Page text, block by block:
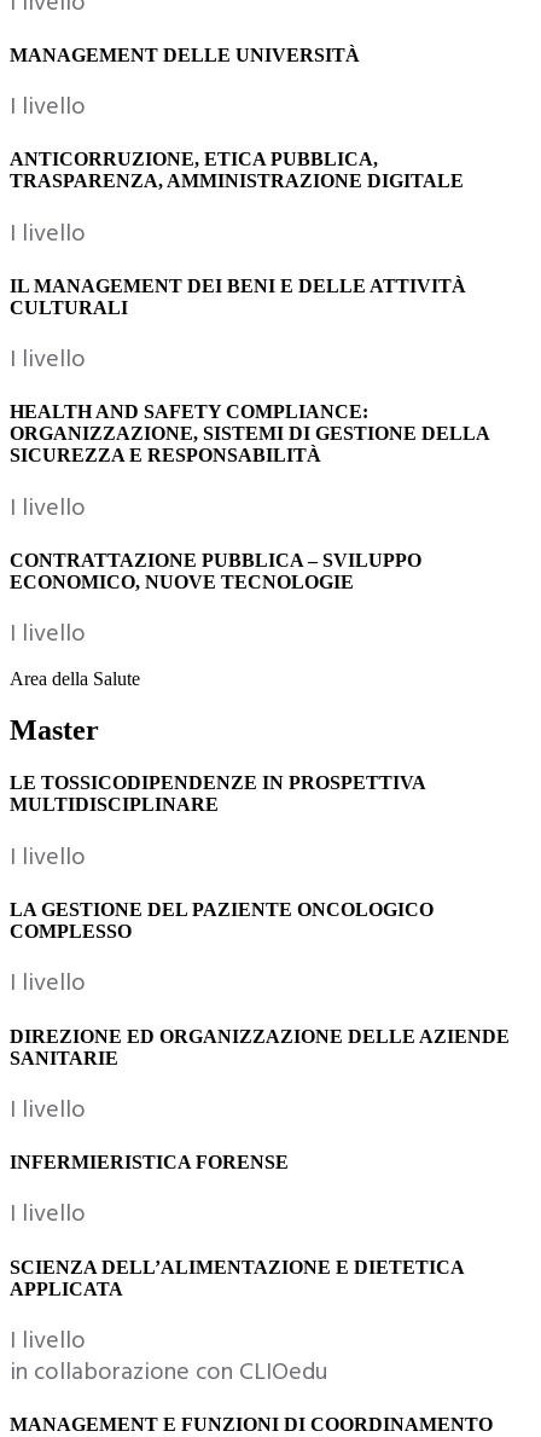
MANAGEMENT DELLE UNIVERSITÀ
I livello
ANTICORRUZIONE, ETICA PUBBLICA,
TRASPARENZA, AMMINISTRAZIONE DIGITALE
I livello
IL MANAGEMENT DEI BENI E DELLE ATTIVITÀ
CULTURALI
I livello
HEALTH AND SAFETY COMPLIANCE:
ORGANIZZAZIONE, SISTEMI DI GESTIONE DELLA
SICUREZZA E RESPONSABILITÀ
I livello
CONTRATTAZIONE PUBBLICA – SVILUPPO
ECONOMICO, NUOVE TECNOLOGIE
I livello
Area della Salute
Master
LE TOSSICODIPENDENZE IN PROSPETTIVA
MULTIDISCIPLINARE
I livello
LA GESTIONE DEL PAZIENTE ONCOLOGICO
COMPLESSO
I livello
DIREZIONE ED ORGANIZZAZIONE DELLE AZIENDE
SANITARIE
I livello
INFERMIERISTICA FORENSE
I livello
SCIENZA DELL’ALIMENTAZIONE E DIETETICA
APPLICATA
I livello
in collaborazione con CLIOedu
MANAGEMENT E FUNZIONI DI COORDINAMENTO